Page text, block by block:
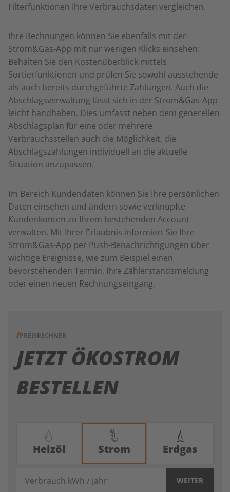
Filterfunktionen Ihre Verbrauchsdaten vergleichen.
Ihre Rechnungen können Sie ebenfalls mit der
Strom&Gas-App mit nur wenigen Klicks einsehen:
Behalten Sie den Kostenüberblick mittels
Sortierfunktionen und prüfen Sie sowohl ausstehende
als auch bereits durchgeführte Zahlungen. Auch die
Abschlagsverwaltung lässt sich in der Strom&Gas-App
leicht handhaben. Dies umfasst neben dem generellen
Abschlagsplan für eine oder mehrere
Verbrauchsstellen auch die Möglichkeit, die
Abschlagszahlungen individuell an die aktuelle
Situation anzupassen.
Im Bereich Kundendaten können Sie Ihre persönlichen
Daten einsehen und ändern sowie verknüpfte
Kundenkonten zu Ihrem bestehenden Account
verwalten. Mit Ihrer Erlaubnis informiert Sie Ihre
Strom&Gas-App per Push-Benachrichtigungen über
wichtige Ereignisse, wie zum Beispiel einen
bevorstehenden Termin, Ihre Zählerstandsmeldung
oder einen neuen Rechnungseingang.
PREISRECHNER
JETZT ÖKOSTROM
BESTELLEN
Heizöl Strom Erdgas
WEITER